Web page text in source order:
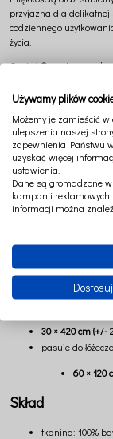
przyjazna dla delikatnej
codziennego
życia.
OdcieńSzaryto
Delikatna, neutralna
elegancję, pozostając
komponuje się z bielą,
wnętrza pełne światła,
Dzięki długości420 cm
60 × 120 cm, chroniąc
oraz tworząc miękką,
odpoczynkowi.
sprężysty, lekki i
nowoczesne, jak i
pościelą i pozostałymi
wyprawkę, która
Wymiary
30 × 420 cm (+/-
pasuje do
60 × 120
Skład
tkanina: 100%
Używamy plików
Możemy je zamieścić w
ulepszenia naszej
zapewnienia Państwu
uzyskać więcej
ustawienia.
Dane są gromadzone
kampanii
informacji można
Dostosuj